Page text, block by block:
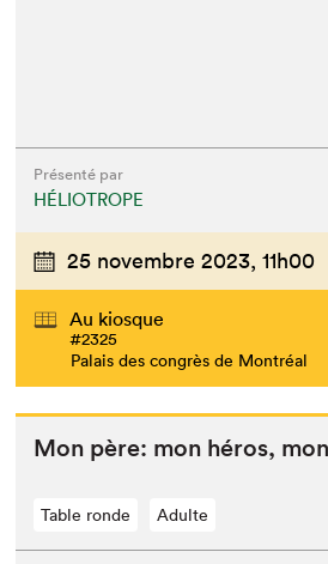
Présenté par
HÉLIOTROPE
25 novembre 2023, 11h00
Au kiosque
#2325
Palais des congrès de Montréal
Mon père: mon héros,
Table ronde Adulte